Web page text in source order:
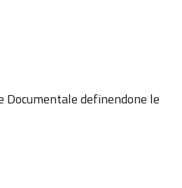
Documentale definendone le